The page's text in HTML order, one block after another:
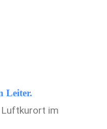
Leiter.
Luftkurort im